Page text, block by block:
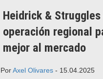
Heidrick &
operación regional
mejor al mercado
PorAxel Olivares - 15.04.2025